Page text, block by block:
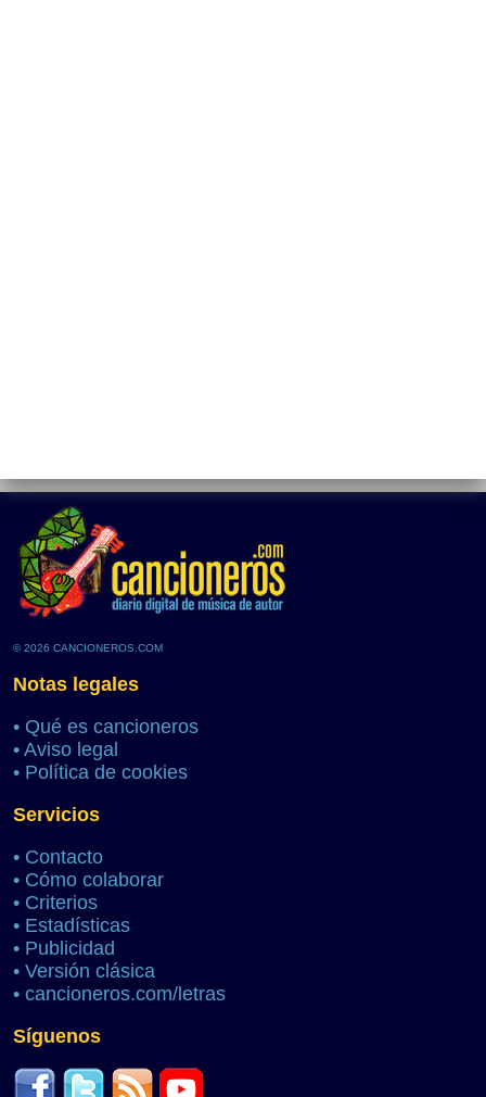
© 2026 CANCIONEROS.COM
Notas legales
• Qué es cancioneros
• Aviso legal
• Política de cookies
Servicios
• Contacto
• Cómo colaborar
• Criterios
• Estadísticas
• Publicidad
• Versión clásica
• cancioneros.com/letras
Síguenos